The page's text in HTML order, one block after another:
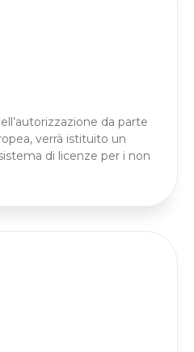
da parte
verrà istituito un
di licenze per i non